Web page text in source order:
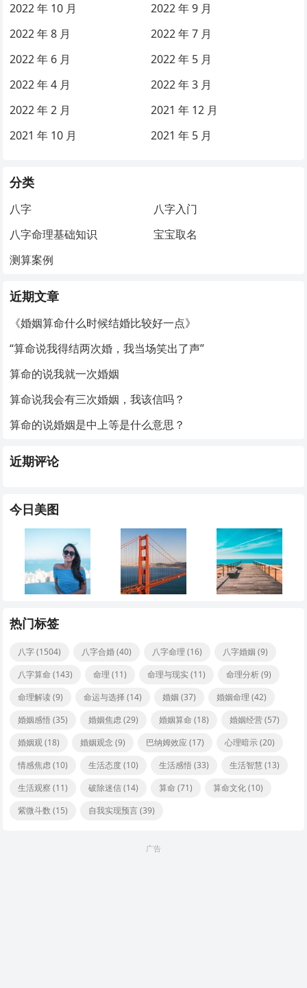
2022 年 10 月
2022 年 9 月
2022 年 8 月
2022 年 7 月
2022 年 6 月
2022 年 5 月
2022 年 4 月
2022 年 3 月
2022 年 2 月
2021 年 12 月
2021 年 10 月
2021 年 5 月
分类
八字
八字入门
八字命理基础知识
宝宝取名
测算案例
近期文章
《婚姻算命什么时候结婚比较好一点》
“算命说我得结两次婚，我当场笑出了声”
算命的说我就一次婚姻
算命说我会有三次婚姻，我该信吗？
算命的说婚姻是中上等是什么意思？
近期评论
今日美图
热门标签
八字(1504) 八字合婚(40) 八字命理 (16) 八字婚姻 (9)
八字算命 (143) 命理 (11) 命理与现实(11) 命理分析(9)
命理解读(9) 命运与选择(14) 婚姻 (37) 婚姻命理 (42)
婚姻感悟(35) 婚姻焦虑(29) 婚姻算命 (18) 婚姻经营(57)
婚姻观(18) 婚姻观念 (9) 巴纳姆效应 (17) 心理暗示(20)
情感焦虑(10) 生活态度(10) 生活感悟(33) 生活智慧 (13)
生活观察 (11) 破除迷信(14) 算命 (71) 算命文化(10)
紫微斗数 (15) 自我实现预言(39)
广告